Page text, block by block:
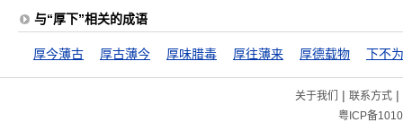
与“厚下”相关的成语
厚今薄古 厚古薄今 厚味腊毒 厚往薄来 厚德载物 下不
关于我们 | 联系方式|
粤ICP备